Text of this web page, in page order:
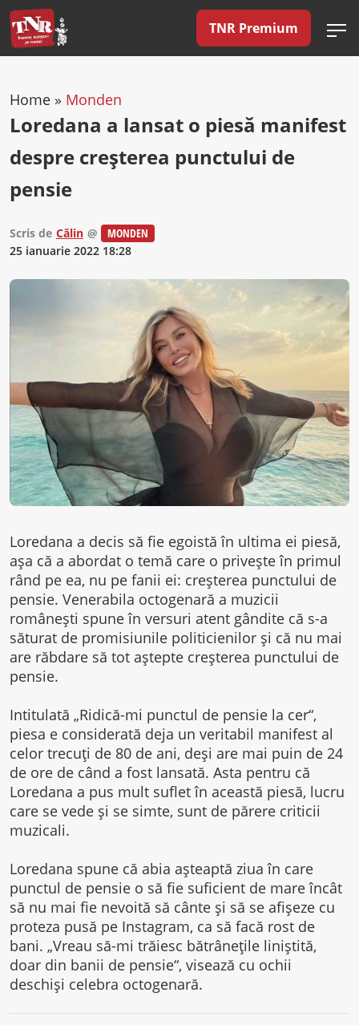
TNR Premium
Home » Monden
Loredana a lansat o piesă manifest
despre creșterea punctului de
pensie
Scris de Călin @
MONDEN
25 ianuarie 2022 18:28
Loredana a decis să fie egoistă în ultima ei piesă,
așa că a abordat o temă care o privește în primul
rând pe ea, nu pe fanii ei: creșterea punctului de
pensie. Venerabila octogenară a muzicii
românești spune în versuri atent gândite că s-a
săturat de promisiunile politicienilor și că nu mai
are răbdare să tot aștepte creșterea punctului de
pensie.
Intitulată „Ridică-mi punctul de pensie la cer“,
piesa e considerată deja un veritabil manifest al
celor trecuți de 80 de ani, deși are mai puin de 24
de ore de când a fost lansată. Asta pentru că
Loredana a pus mult suflet în această piesă, lucru
care se vede și se simte, sunt de părere criticii
muzicali.
Loredana spune că abia așteaptă ziua în care
punctul de pensie o să fie suficient de mare încât
să nu mai fie nevoită să cânte și să se afișeze cu
proteza pusă pe Instagram, ca să facă rost de
bani. „Vreau să-mi trăiesc bătrânețile liniștită,
doar din banii de pensie“, visează cu ochii
deschiși celebra octogenară.